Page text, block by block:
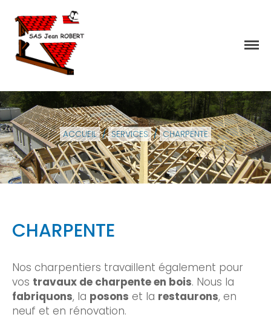
Services
La société
Qualité
Nous contacter
Photovoltaïque
ACCUEIL / SERVICES / CHARPENTE
CHARPENTE
Nos charpentiers travaillent également pour
vos travaux de charpente en bois. Nous la
fabriquons, la posons et la restaurons, en
neuf et en rénovation.